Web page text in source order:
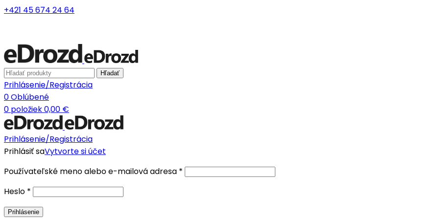
+421 45 674 24 64
Hľadať
Prihlásenie/Registrácia
0Oblúbené
0 položiek0,00 €
Prihlásenie/Registrácia
Prihlásiť saVytvorte si účet
Používateľské meno alebo e-mailová adresa *
Heslo *
Prihlásenie